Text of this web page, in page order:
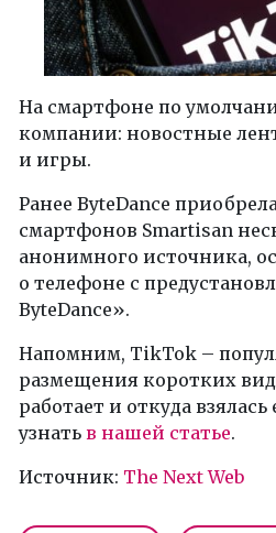
На смартфоне по
компании: новостные
и игры.
Ранее ByteDance
смартфонов Smartisan
анонимного источника,
о телефоне с
ByteDance».
Напомним, TikTok –
размещения коротких
работает и откуда
узнать в нашей статье.
Источник: The Next Web